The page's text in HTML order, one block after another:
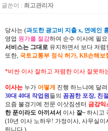
글쓴이 : 최고관리자
당사는 (과도한 광고비 지출 x, 연예인
영업 원가를 절감하여 순수 이사에 필
서비스는 그대로 유지하면서 보다 저
또한, 국토교통부 정식 허가, KB손해
*비싼 이사 잘하고 저렴한 이사 잘못하
이사는 누가 어떻게 진행 하느냐에 달
30대 40대 작업원들의 꼼꼼한 포장, 친
요즘 불경기에 전문 이삿짐센터 금강익
한 푼이라도 아끼셔서 이사 잘~ 하시고
(10년 이사 노하우! 가정이사, 사무실
립니다.)